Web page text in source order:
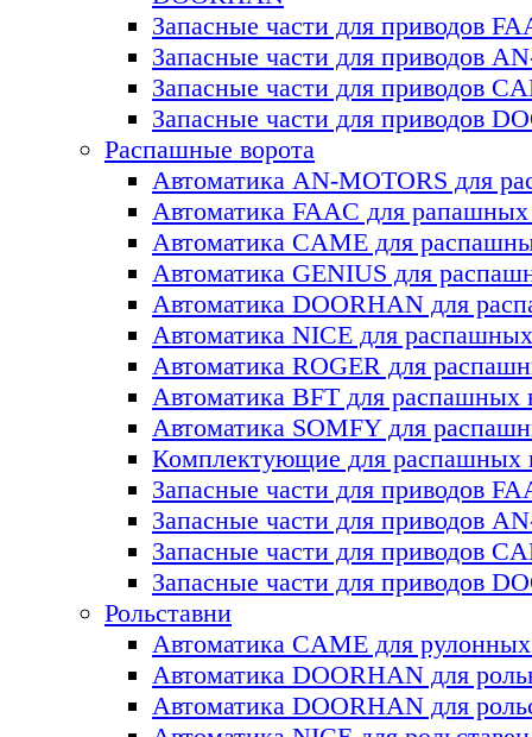
Запасные части для приводов
Запасные части для приводов
Запасные части для приводов
Запасные части для приводов
Распашные ворота
Автоматика AN-MOTORS для
Автоматика FAAC для рапашных
Автоматика CAME для
Автоматика GENIUS для
Автоматика DOORHAN для
Автоматика NICE для
Автоматика ROGER для
Автоматика BFT для раcпашных
Автоматика SOMFY для
Комплектующие для
Запасные части для приводов
Запасные части для приводов
Запасные части для приводов
Запасные части для приводов
Рольставни
Автоматика CAME для
Автоматика DOORHAN для
Автоматика DOORHAN для